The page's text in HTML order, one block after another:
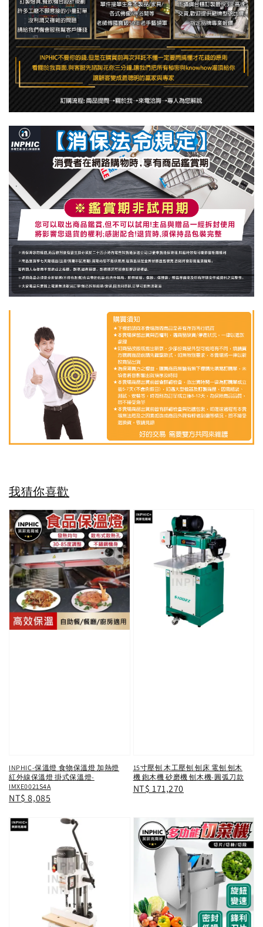
我猜你喜歡
INPHIC-保溫燈 食物保溫燈 加熱燈
紅外線保溫燈 掛式保溫燈-
IMXE0021S4A
Regular
NT$ 8,085
15寸壓刨 木工壓刨 刨床 電刨 刨木
機 鉋木機 砂磨機 刨木機-圓弧刀款
Regular
NT$ 171,270